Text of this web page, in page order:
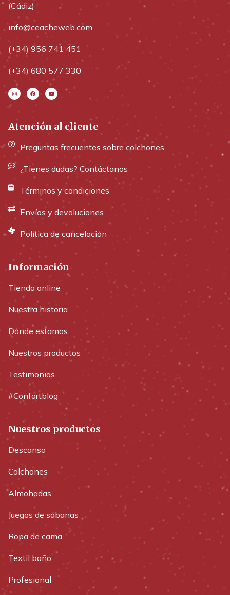
(Cádiz)
info@ceacheweb.com
(+34) 956 741 451
(+34) 680 577 330
Atención al cliente
Preguntas frecuentes sobre colchones
¿Tienes dudas? Contáctanos
Términos y condiciones
Envíos y devoluciones
Política de cancelación
Información
Tienda online
Nuestra historia
Dónde estamos
Nuestros productos
Testimonios
#Confortblog
Nuestros productos
Descanso
Colchones
Almohadas
Juegos de sábanas
Ropa de cama
Textil baño
Profesional